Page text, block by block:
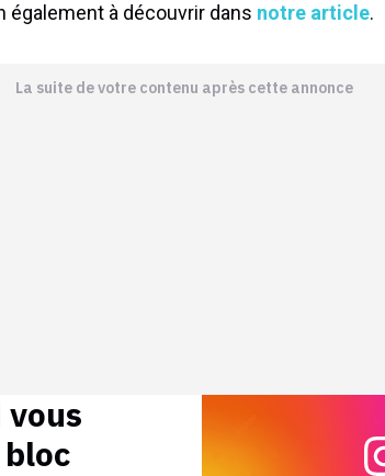
également à découvrir dans notre article.
La suite de votre contenu après cette annonce
vous